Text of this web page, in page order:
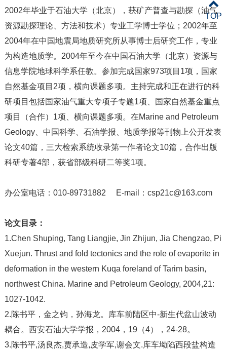
2002年毕业于石油大学（北京），获矿产普查与勘探（油气
资源勘探理论、方法和技术）专业工学博士学位；2002年至
2004年在中国地震局地质研究所从事博士后研究工作，专业
为构造地质学。2004年至今在中国石油大学（北京）资源与
信息学院地球科学系任教。参加完成国家973项目1项，国家
自然基金项目2项，横向课题多项。主持完成和正在进行的科
研项目包括国家油气重大专项子专题1项、国家自然基金重点
项目（合作）1项、横向课题多项。在Marine and Petroleum
Geology、中国科学、石油学报、地质学报等刊物上公开发表
论文40篇，三大检索系统收录第一作者论文10篇，合作出版
科研专著4部，获省部级科研二等奖1项。
办公室电话：010-89731882 E-mail：csp21c@163.com
论文目录：
1.Chen Shuping, Tang Liangjie, Jin Zhijun, Jia Chengzao, Pi
Xuejun. Thrust and fold tectonics and the role of evaporite in
deformation in the western Kuqa foreland of Tarim basin,
northwest China. Marine and Petroleum Geology, 2004,21:
1027-1042.
2.陈书平，金之钧，孙海龙。库车前陆区中-新生代盆山波动
耦合。西安石油大学学报，2004，19（4），24-28。
3.陈书平,汤良杰,贾承造,皮学军,谢会文.库车坳陷西段盐构造
TOP